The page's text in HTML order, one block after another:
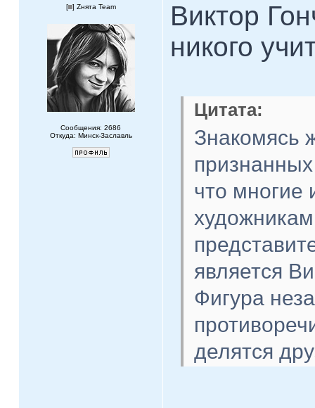
[ ] Zнята Team
Сообщения: 2686
Откуда: Минск-Заславль
Виктор
никого
Цитата:
Знакомясь
что многие
является
Фигура
делятся